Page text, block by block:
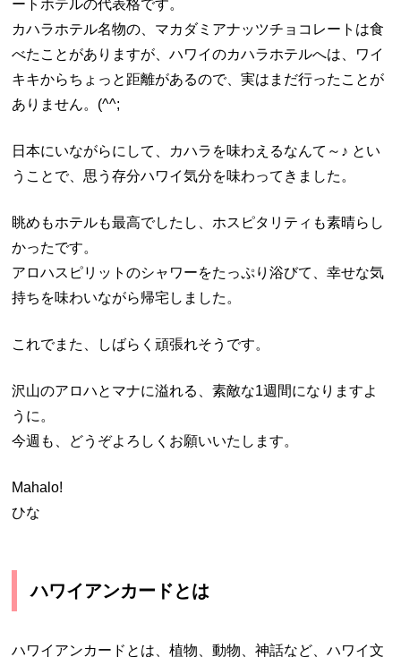
ートホテルの代表格です。
カハラホテル名物の、マカダミアナッツチョコレートは食
べたことがありますが、ハワイのカハラホテルへは、ワイ
キキからちょっと距離があるので、実はまだ行ったことが
ありません。(^^;
日本にいながらにして、カハラを味わえるなんて～♪ とい
うことで、思う存分ハワイ気分を味わってきました。
眺めもホテルも最高でしたし、ホスピタリティも素晴らし
かったです。
アロハスピリットのシャワーをたっぷり浴びて、幸せな気
持ちを味わいながら帰宅しました。
これでまた、しばらく頑張れそうです。
沢山のアロハとマナに溢れる、素敵な1週間になりますよ
うに。
今週も、どうぞよろしくお願いいたします。
Mahalo!
ひな
ハワイアンカードとは
ハワイアンカードとは、植物、動物、神話など、ハワイ文